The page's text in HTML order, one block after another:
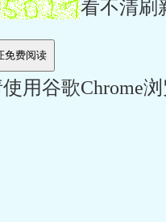
看不清刷
用谷歌Chrome浏